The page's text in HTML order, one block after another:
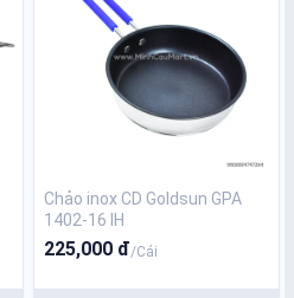
Chảo inox CD Goldsun GPA
1402-16 IH
225,000 đ/Cái